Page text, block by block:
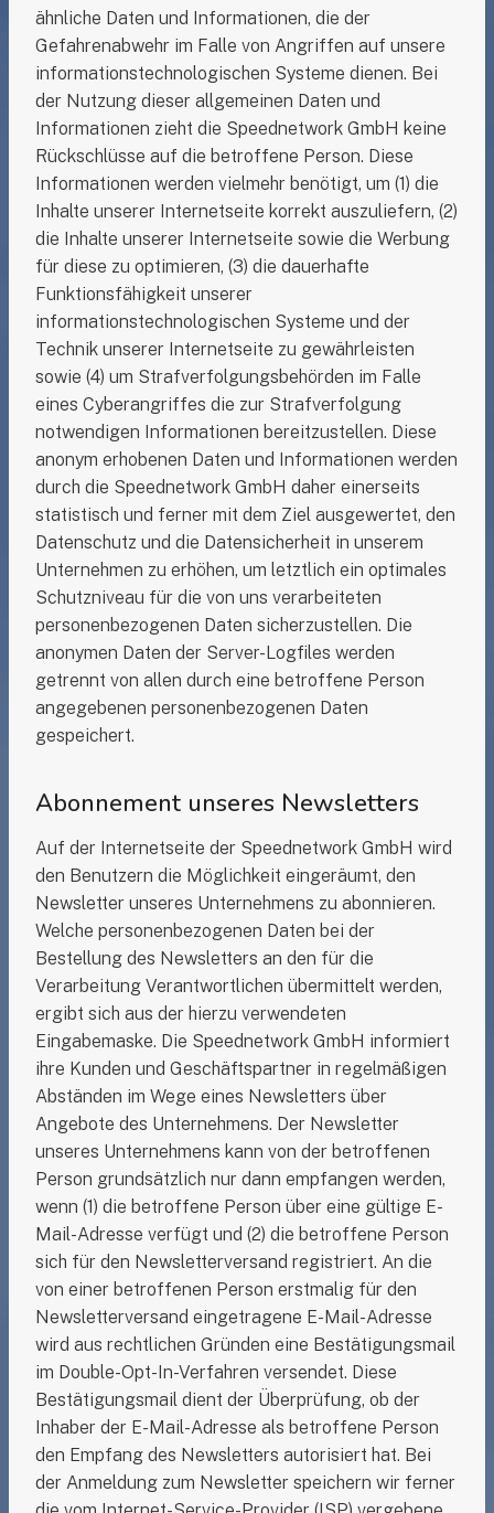
ähnliche Daten und Informationen, die der
Gefahrenabwehr im Falle von Angriffen auf unsere
informationstechnologischen Systeme dienen. Bei
der Nutzung dieser allgemeinen Daten und
Informationen zieht die Speednetwork GmbH keine
Rückschlüsse auf die betroffene Person. Diese
Informationen werden vielmehr benötigt, um (1) die
Inhalte unserer Internetseite korrekt auszuliefern, (2)
die Inhalte unserer Internetseite sowie die Werbung
für diese zu optimieren, (3) die dauerhafte
Funktionsfähigkeit unserer
informationstechnologischen Systeme und der
Technik unserer Internetseite zu gewährleisten
sowie (4) um Strafverfolgungsbehörden im Falle
eines Cyberangriffes die zur Strafverfolgung
notwendigen Informationen bereitzustellen. Diese
anonym erhobenen Daten und Informationen werden
durch die Speednetwork GmbH daher einerseits
statistisch und ferner mit dem Ziel ausgewertet, den
Datenschutz und die Datensicherheit in unserem
Unternehmen zu erhöhen, um letztlich ein optimales
Schutzniveau für die von uns verarbeiteten
personenbezogenen Daten sicherzustellen. Die
anonymen Daten der Server-Logfiles werden
getrennt von allen durch eine betroffene Person
angegebenen personenbezogenen Daten
gespeichert.
Abonnement unseres Newsletters
Auf der Internetseite der Speednetwork GmbH wird
den Benutzern die Möglichkeit eingeräumt, den
Newsletter unseres Unternehmens zu abonnieren.
Welche personenbezogenen Daten bei der
Bestellung des Newsletters an den für die
Verarbeitung Verantwortlichen übermittelt werden,
ergibt sich aus der hierzu verwendeten
Eingabemaske. Die Speednetwork GmbH informiert
ihre Kunden und Geschäftspartner in regelmäßigen
Abständen im Wege eines Newsletters über
Angebote des Unternehmens. Der Newsletter
unseres Unternehmens kann von der betroffenen
Person grundsätzlich nur dann empfangen werden,
wenn (1) die betroffene Person über eine gültige E-
Mail-Adresse verfügt und (2) die betroffene Person
sich für den Newsletterversand registriert. An die
von einer betroffenen Person erstmalig für den
Newsletterversand eingetragene E-Mail-Adresse
wird aus rechtlichen Gründen eine Bestätigungsmail
im Double-Opt-In-Verfahren versendet. Diese
Bestätigungsmail dient der Überprüfung, ob der
Inhaber der E-Mail-Adresse als betroffene Person
den Empfang des Newsletters autorisiert hat. Bei
der Anmeldung zum Newsletter speichern wir ferner